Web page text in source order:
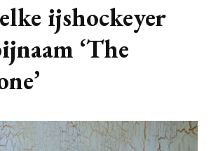
ijshockeyer
‘The